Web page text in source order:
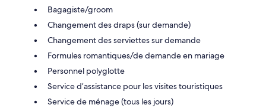
Bagagiste/groom
Changement des draps (sur demande)
Changement des serviettes sur demande
Formules romantiques/de demande en mariage
Personnel polyglotte
Service d’assistance pour les visites touristiques
Service de ménage (tous les jours)